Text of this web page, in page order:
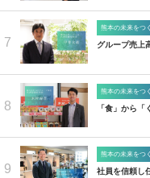
7
熊本の未来をつ
グループ売上
8
熊本の未来をつ
「食」から
9
熊本の未来をつ
社員を信頼し